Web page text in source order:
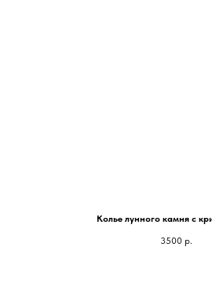
Колье лунного камня с
3500 р.